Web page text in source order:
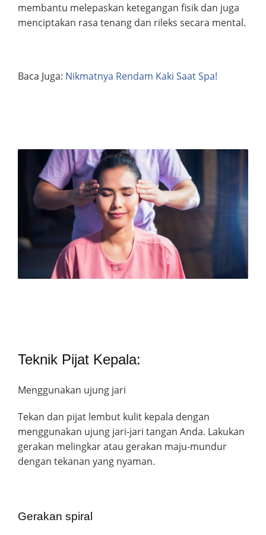
membantu melepaskan ketegangan fisik dan juga
menciptakan rasa tenang dan rileks secara mental.
Baca Juga: Nikmatnya Rendam Kaki Saat Spa!
Teknik Pijat Kepala:
Menggunakan ujung jari
Tekan dan pijat lembut kulit kepala dengan
menggunakan ujung jari-jari tangan Anda. Lakukan
gerakan melingkar atau gerakan maju-mundur
dengan tekanan yang nyaman.
Gerakan spiral